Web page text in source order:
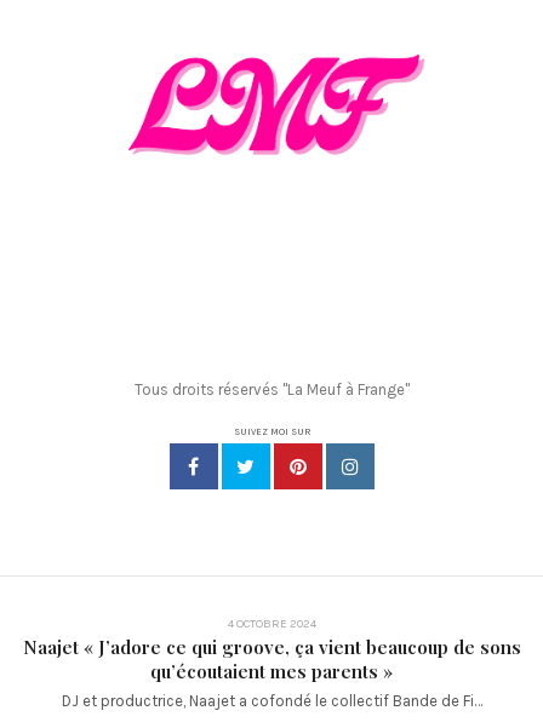
Tous droits réservés "La Meuf à Frange"
SUIVEZ MOI SUR
4 OCTOBRE 2024
Naajet « J’adore ce qui groove, ça vient beaucoup de sons
qu’écoutaient mes parents »
DJ et productrice, Naajet a cofondé le collectif Bande de Fi…